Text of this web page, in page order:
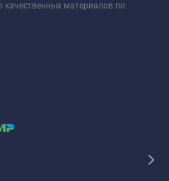
материалов по